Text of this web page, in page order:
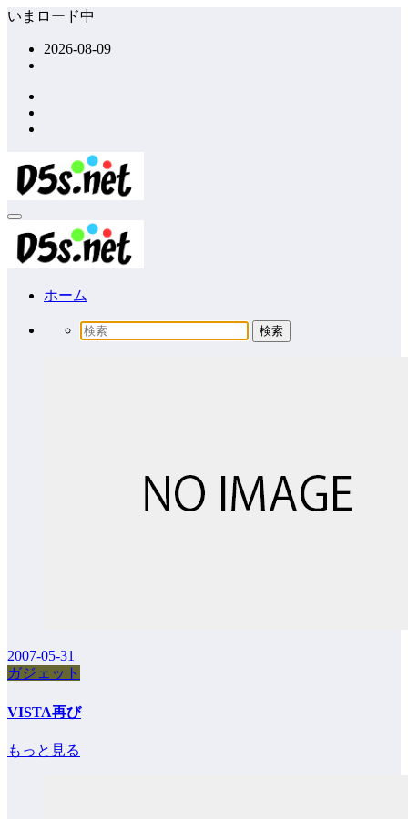
コ
ッ
プ
いまロード中
2026-08-09
ホーム
2007-05-31
ガジェット
VISTA再び
もっと見る